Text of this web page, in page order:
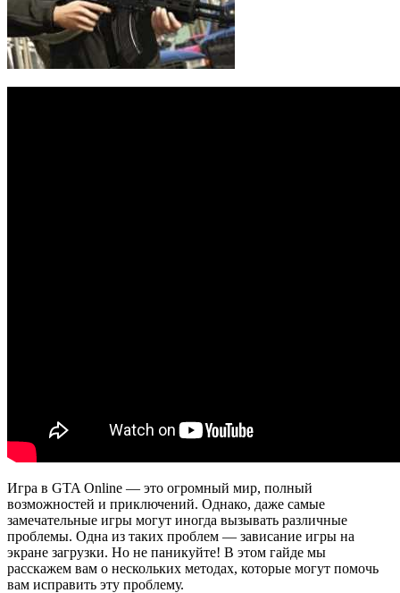
Игра в GTA Online — это огромный мир, полный
возможностей и приключений. Однако, даже самые
замечательные игры могут иногда вызывать различные
проблемы. Одна из таких проблем — зависание игры на
экране загрузки. Но не паникуйте! В этом гайде мы
расскажем вам о нескольких методах, которые могут помочь
вам исправить эту проблему.